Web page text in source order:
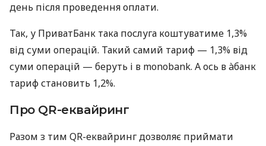
день після проведення оплати.
Так, у ПриватБанк така послуга коштуватиме 1,3%
від суми операцій. Такий самий тариф — 1,3% від
суми операцій — беруть і в monobank. А ось в àбанк
тариф становить 1,2%.
Про QR-еквайринг
Разом з тим QR-еквайринг дозволяє приймати